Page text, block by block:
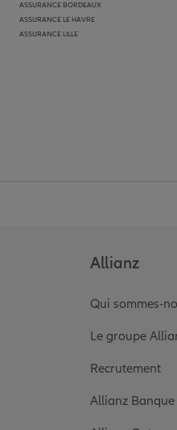
ASSURANCE BORDEAUX
ASSURANCE LE HAVRE
ASSURANCE LILLE
Allianz
Qui sommes-
Le groupe
Recrutement
Allianz Banque